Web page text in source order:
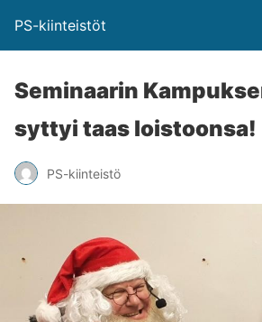
PS-kiinteistöt
Seminaa­rin
syttyi taas loistoonsa!
PS-kiinteistö